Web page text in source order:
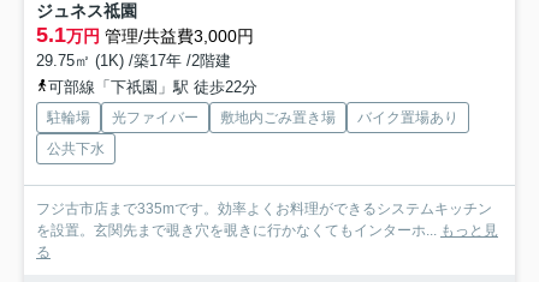
ジュネス祗園
5.1万円 管理/共益費3,000円
29.75㎡ (1K) /築17年 /2階建
可部線「下祇園」駅 徒歩22分
駐輪場 光ファイバー 敷地内ごみ置き場
バイク置場あり
公共下水
フジ古市店まで335mです。効率よくお料理ができるシステムキッチン
を設置。玄関先まで覗き穴を覗きに行かなくてもインターホ... もっと見
る